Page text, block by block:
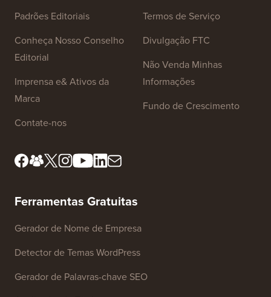
Padrões Editoriais
Conheça Nosso Conselho
Editorial
Imprensa e& Ativos da
Marca
Contate-nos
Termos de Serviço
Divulgação FTC
Não Venda Minhas
Informações
Fundo de Crescimento
Ferramentas Gratuitas
Gerador de Nome de Empresa
Detector de Temas WordPress
Gerador de Palavras-chave SEO